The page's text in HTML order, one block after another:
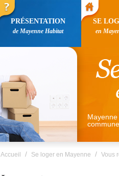
PRÉSENTATION
de Mayenne Habitat
SE
en
Accueil / Se loger en Mayenne / Vous